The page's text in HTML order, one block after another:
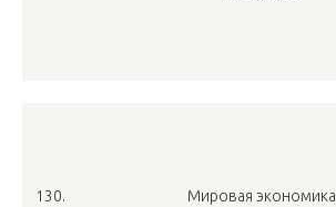
130. Мировая экономика